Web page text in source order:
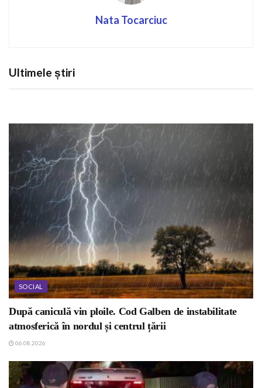
Nata Tocarciuc
Ultimele știri
SOCIAL
După caniculă vin ploile. Cod Galben de instabilitate
atmosferică în nordul și centrul țării
06.08.2026